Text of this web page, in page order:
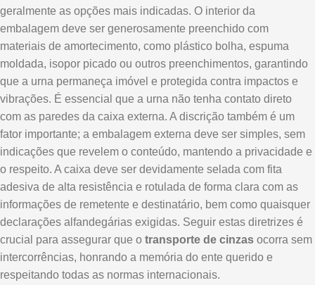
geralmente as opções mais indicadas. O interior da
embalagem deve ser generosamente preenchido com
materiais de amortecimento, como plástico bolha, espuma
moldada, isopor picado ou outros preenchimentos, garantindo
que a urna permaneça imóvel e protegida contra impactos e
vibrações. É essencial que a urna não tenha contato direto
com as paredes da caixa externa. A discrição também é um
fator importante; a embalagem externa deve ser simples, sem
indicações que revelem o conteúdo, mantendo a privacidade e
o respeito. A caixa deve ser devidamente selada com fita
adesiva de alta resistência e rotulada de forma clara com as
informações de remetente e destinatário, bem como quaisquer
declarações alfandegárias exigidas. Seguir estas diretrizes é
crucial para assegurar que o transporte de cinzas ocorra sem
intercorrências, honrando a memória do ente querido e
respeitando todas as normas internacionais.